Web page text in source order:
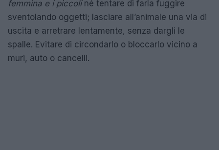
femmina e i piccoliné tentare di farla fuggire
sventolando oggetti; lasciare all’animale una via di
uscita e arretrare lentamente, senza dargli le
spalle. Evitare di circondarlo o bloccarlo vicino a
muri, auto o cancelli.